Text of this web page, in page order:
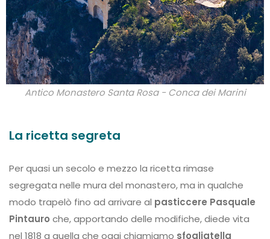
Antico Monastero Santa Rosa - Conca dei Marini
La ricetta segreta
Per quasi un secolo e mezzo la ricetta rimase
segregata nelle mura del monastero, ma in qualche
modo trapelò fino ad arrivare al pasticcere Pasquale
Pintauro che, apportando delle modifiche, diede vita
nel 1818 a quella che oggi chiamiamo sfogliatella